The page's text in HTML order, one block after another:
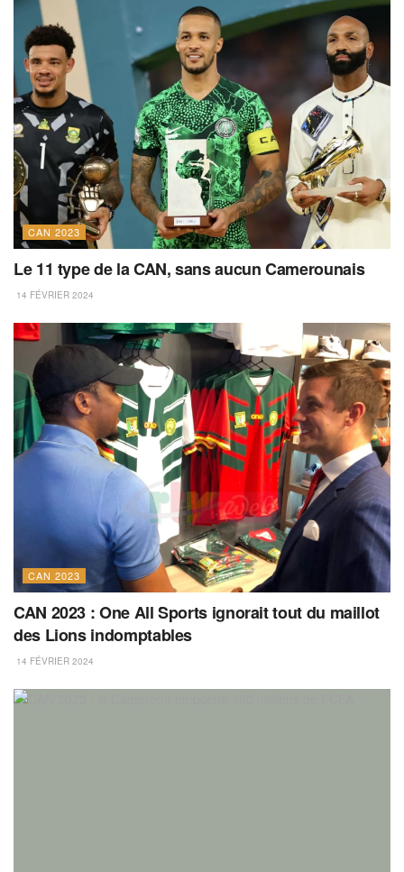
CAN 2023
Le 11 type de la CAN, sans aucun Camerounais
14 FÉVRIER 2024
CAN 2023
CAN 2023 : One All Sports ignorait tout du maillot
des Lions indomptables
14 FÉVRIER 2024